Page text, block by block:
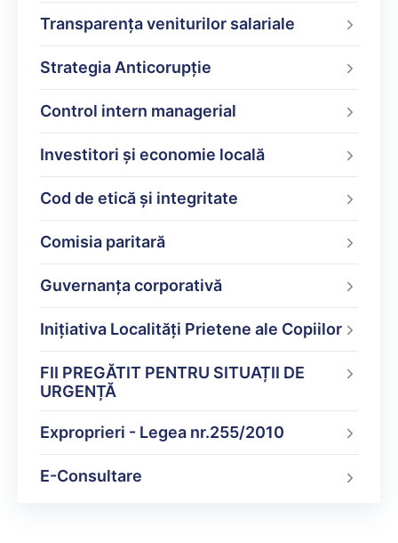
Transparența veniturilor salariale
Strategia Anticorupție
Control intern managerial
Investitori și economie locală
Cod de etică și integritate
Comisia paritară
Guvernanța corporativă
Inițiativa Localități Prietene ale Copiilor
FII PREGĂTIT PENTRU SITUAȚII DE
URGENȚĂ
Exproprieri - Legea nr.255/2010
E-Consultare